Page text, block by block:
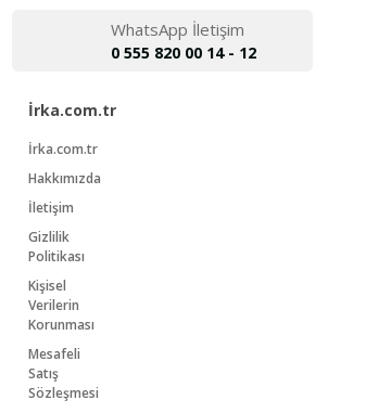
WhatsApp İletişim
0 555 820 00 14 - 12
İrka.com.tr
İrka.com.tr
Hakkımızda
İletişim
Gizlilik
Politikası
Kişisel
Verilerin
Korunması
Mesafeli
Satış
Sözleşmesi